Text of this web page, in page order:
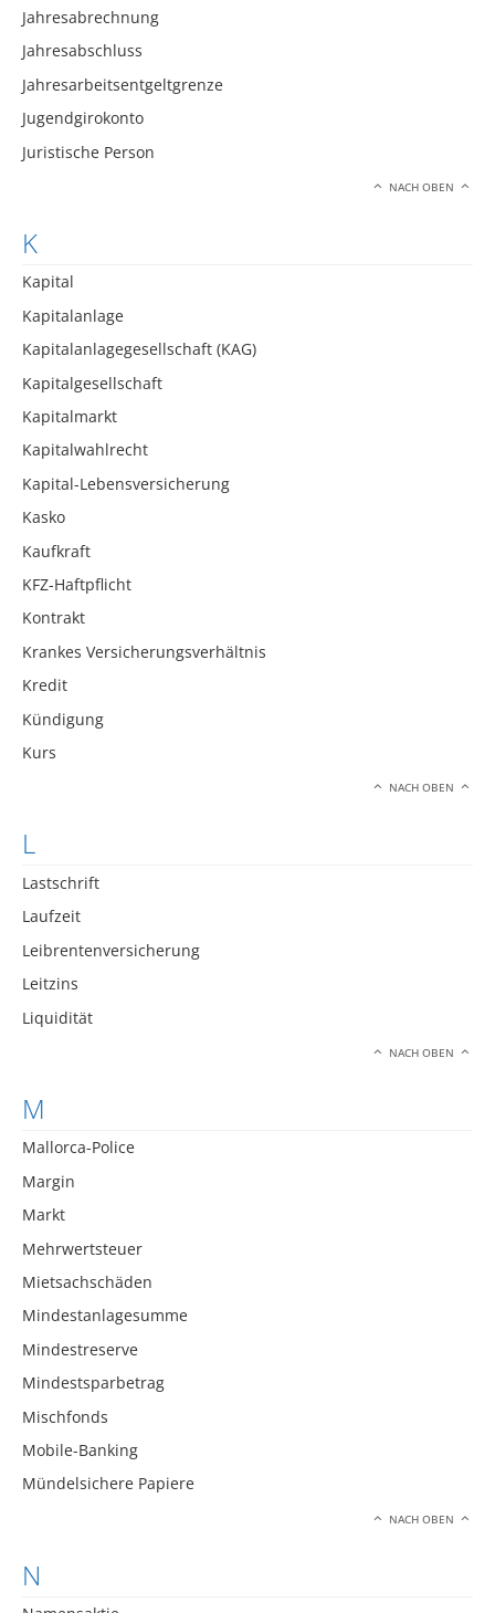
Jahresabrechnung
Jahresabschluss
Jahresarbeitsentgeltgrenze
Jugendgirokonto
Juristische Person
NACH OBEN
K
Kapital
Kapitalanlage
Kapitalanlagegesellschaft (KAG)
Kapitalgesellschaft
Kapitalmarkt
Kapitalwahlrecht
Kapital-Lebensversicherung
Kasko
Kaufkraft
KFZ-Haftpflicht
Kontrakt
Krankes Versicherungsverhältnis
Kredit
Kündigung
Kurs
NACH OBEN
L
Lastschrift
Laufzeit
Leibrentenversicherung
Leitzins
Liquidität
NACH OBEN
M
Mallorca-Police
Margin
Markt
Mehrwertsteuer
Mietsachschäden
Mindestanlagesumme
Mindestreserve
Mindestsparbetrag
Mischfonds
Mobile-Banking
Mündelsichere Papiere
NACH OBEN
N